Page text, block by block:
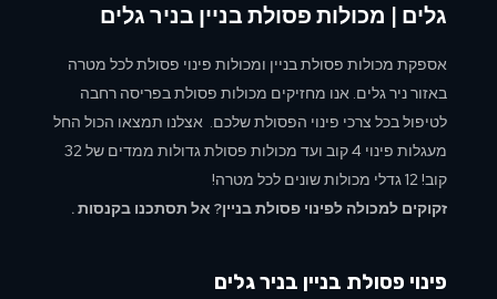
גלים | מכולות פסולת בניין בניר גלים
אספקת מכולות פסולת בניין ומכולות פינוי פסולת לכל מטרה
באזור ניר גלים. אנו מחזיקים מכולות פסולת בפריסה רחבה
לטיפול בכל צרכי פינוי הפסולת שלכם. אצלנו תמצאו הכול החל
מעגלות פינוי 4 קוב ועד מכולות פסולת גדולות ממדים של 32
קוב! 12 גדלי מכולות שונים לכל מטרה!
זקוקים למכולה לפינוי פסולת בניין? אל תסתכנו בקנסות .
פינוי פסולת בניין בניר גלים